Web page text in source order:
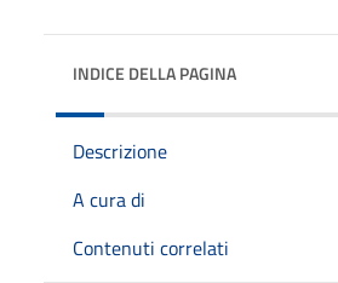
INDICE DELLA PAGINA
Descrizione
A cura di
Contenuti correlati